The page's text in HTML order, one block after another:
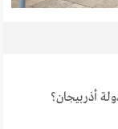
أذربيجان؟